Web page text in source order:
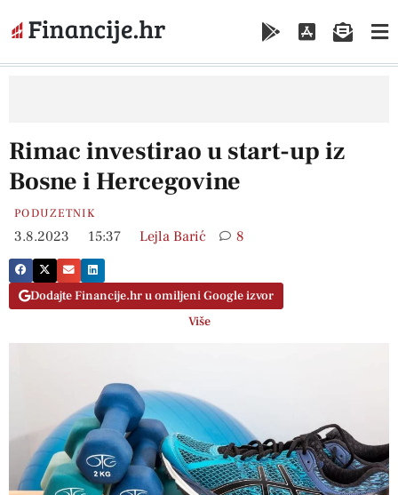
Rimac investirao u start-up iz
Bosne i Hercegovine
PODUZETNIK
3.8.2023 15:37 Lejla Barić 8
Dodajte Financije.hr u omiljeni Google izvor
Više